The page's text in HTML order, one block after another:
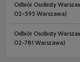
Odbiór Osobisty
02-595 Warszawa)
Odbiór Osobisty
02-781 Warszawa)